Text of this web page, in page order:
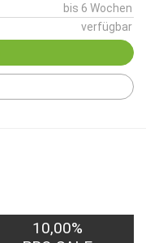
bis 6 Wochen
verfügbar
10,00%